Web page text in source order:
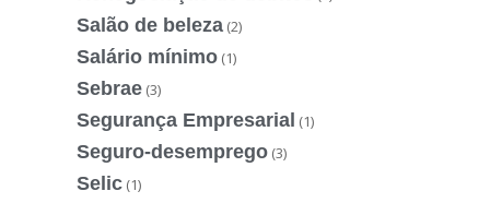
Salão de beleza (2)
Salário mínimo (1)
Sebrae (3)
Segurança Empresarial (1)
Seguro-desemprego (3)
Selic (1)